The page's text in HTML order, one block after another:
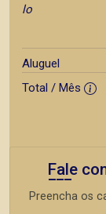
lo
Aluguel
Total / Mês
Fale
Preencha os